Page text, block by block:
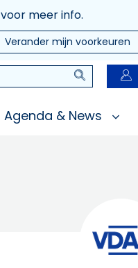
voor meer info.
Verander mijn voorkeuren
Zoeken
Agenda & News